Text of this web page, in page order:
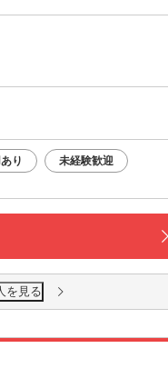
り 未経験歓迎
を見る